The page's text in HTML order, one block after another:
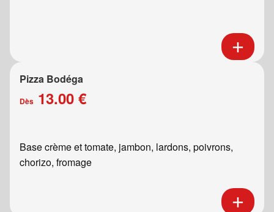
Pizza Bodéga
Dès 13.00 €
Base crème et tomate, jambon, lardons, poivrons,
chorizo, fromage